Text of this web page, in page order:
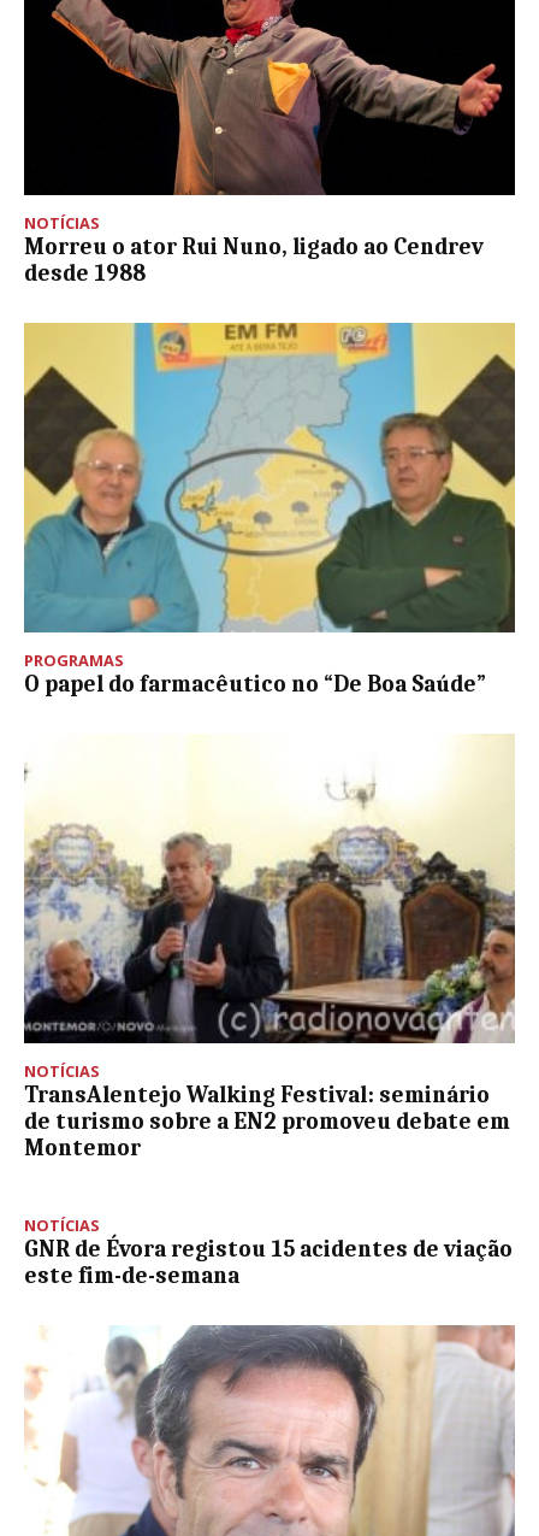
NOTÍCIAS
Morreu o ator Rui Nuno, ligado ao Cendrev
desde 1988
PROGRAMAS
O papel do farmacêutico no “De Boa Saúde”
NOTÍCIAS
TransAlentejo Walking Festival: seminário
de turismo sobre a EN2 promoveu debate em
Montemor
NOTÍCIAS
GNR de Évora registou 15 acidentes de viação
este fim-de-semana